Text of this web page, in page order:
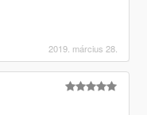
2019. március 28.